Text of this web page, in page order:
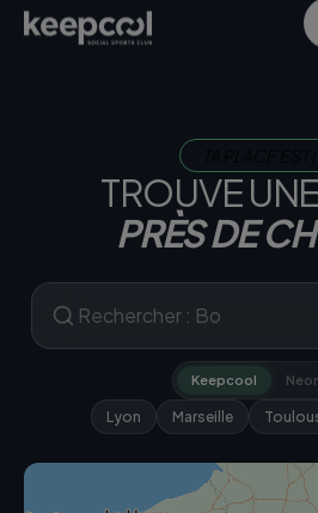
TROUVE
PRÈS DE
Keepcool
Lyon Marseille